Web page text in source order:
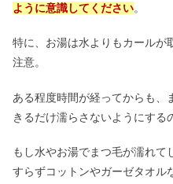
ように意識してください。
特に、お湯は水よりもカールが
注意。
ある程度時間が経ってからも、
きるだけ濡らさないようにする
もし水やお湯でまつ毛が濡れて
すらずコットンやガーゼタオル